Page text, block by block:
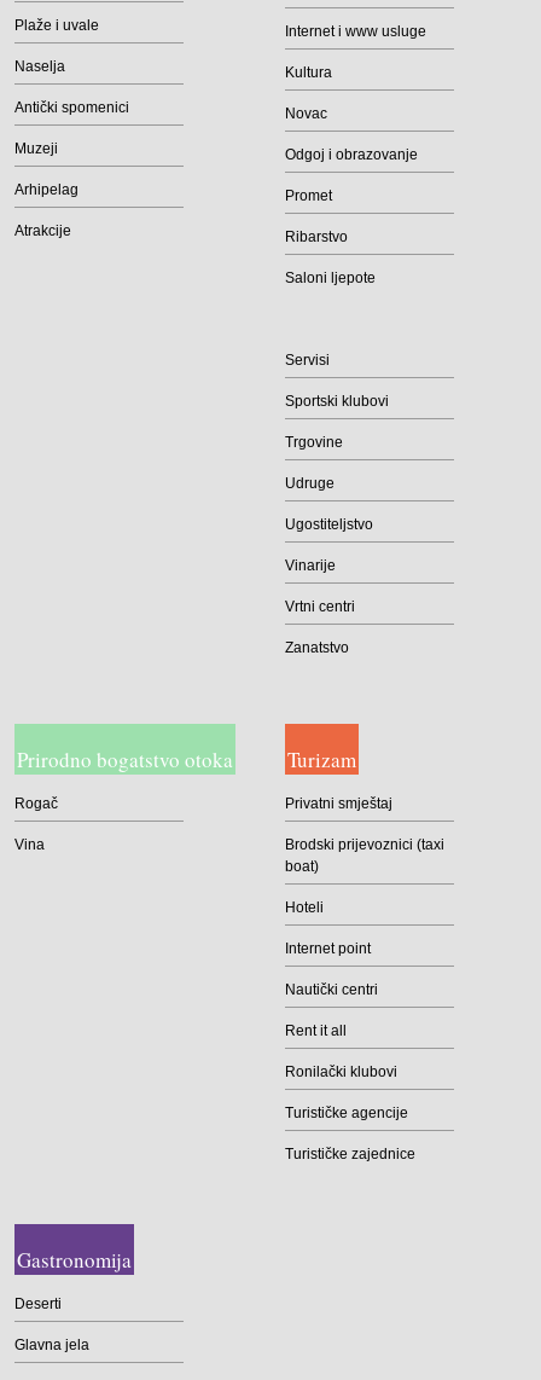
Plaže i uvale
Naselja
Antički spomenici
Muzeji
Arhipelag
Atrakcije
Internet i www usluge
Kultura
Novac
Odgoj i obrazovanje
Promet
Ribarstvo
Saloni ljepote
Servisi
Sportski klubovi
Trgovine
Udruge
Ugostiteljstvo
Vinarije
Vrtni centri
Zanatstvo
Prirodno bogatstvo otoka
Rogač
Vina
Turizam
Privatni smještaj
Brodski prijevoznici (taxi
boat)
Hoteli
Internet point
Nautički centri
Rent it all
Ronilački klubovi
Turističke agencije
Turističke zajednice
Gastronomija
Deserti
Glavna jela